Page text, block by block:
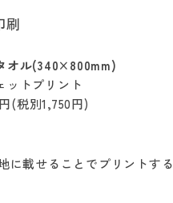
刷
オル(340×800mm)
ットプリント
(税別1,750円)
に載せることでプリントす